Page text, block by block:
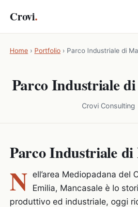
Crovi.
Home › Portfolio › Parco Industriale di
Parco Industriale
Crovi Consulting
Parco Industriale di
N ell’area Mediopadana del
Emilia, Mancasale è lo
produttivo ed industriale, oggi